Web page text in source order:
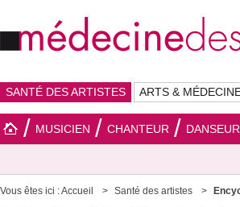
SANTÉ DES ARTISTES ARTS &
MUSICIEN CHANTEUR DANSEUR
Vous êtes ici :Accueil Santé des artistes